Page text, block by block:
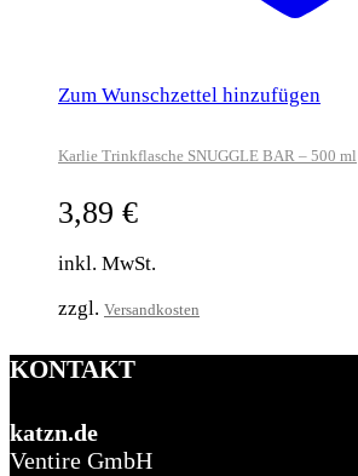
Zum Wunschzettel hinzufügen
Karlie Trinkflasche SNUGGLE BAR – 500 ml
3,89 €
inkl. MwSt.
zzgl. Versandkosten
KONTAKT
katzn.de
Ventire GmbH